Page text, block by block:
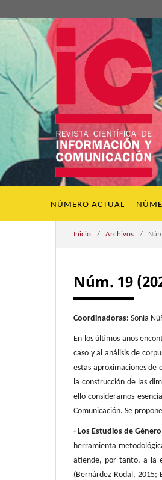
NÚMERO ACTUAL
Inicio / Archivos /
Núm. 19
Coordinadoras: Sonia
En los últimos años
caso y al análisis de
estas aproximaciones
la construcción de las
ello consideramos
Comunicación. Se
- Los Estudios de
herramienta
atiende, por tanto, a la
(Bernárdez Rodal, 2015;